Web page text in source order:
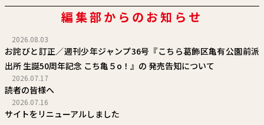
編集部からのお知らせ
2026.08.03
お詫びと訂正／週刊少年ジャンプ36号『こちら葛飾区亀有公園前派
出所 生誕50周年記念 こち亀５o！』の 発売告知について
2026.07.17
読者の皆様へ
2026.07.16
サイトをリニューアルしました